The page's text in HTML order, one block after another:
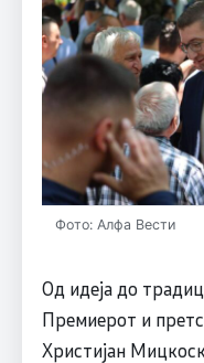
Фото: Алфа Вести
Од идеја до
Премиерот и
Христијан